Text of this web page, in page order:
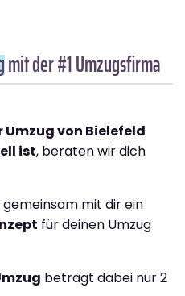
mit der #1 Umzugsfirma
Umzug von Bielefeld
ist, beraten wir dich
mit dir ein
für deinen Umzug
beträgt dabei nur 2